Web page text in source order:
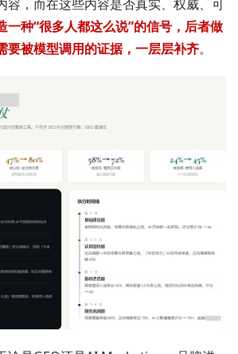
容，而在这些内容是否真实、权威、可
一种“很多人都这么说”的信号，后者做
要被模型调用的证据，一层层补齐。